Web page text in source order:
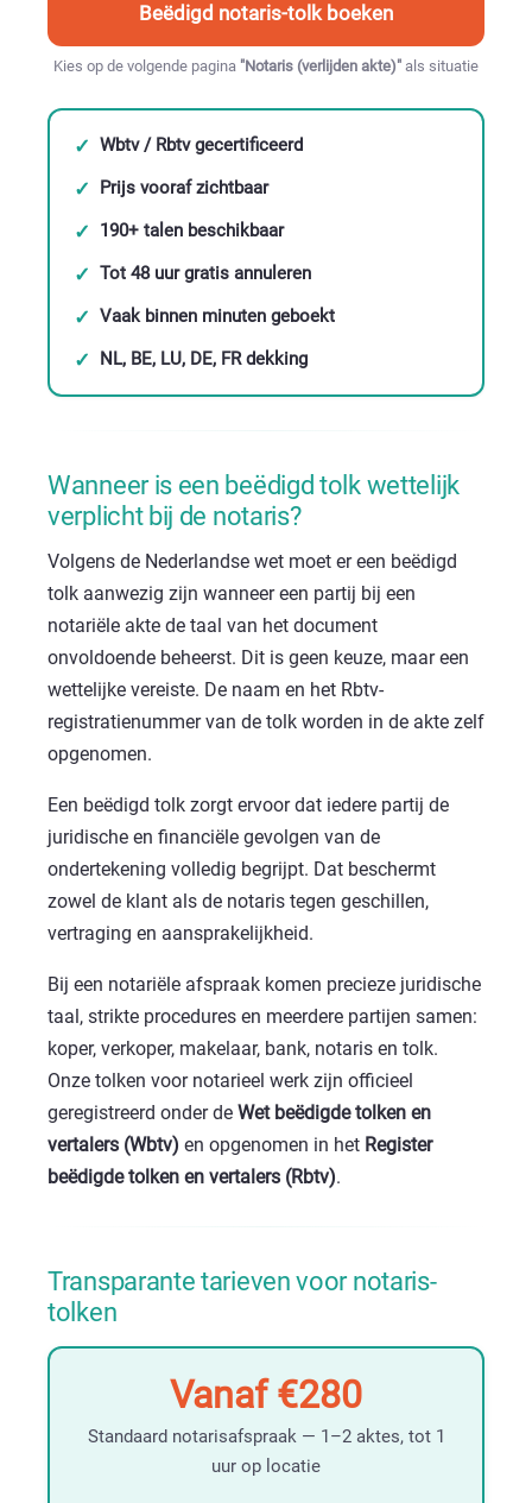
Beëdigd notaris-tolk boeken
Kies op de volgende pagina "Notaris (verlijden akte)" als situatie
Wbtv / Rbtv gecertificeerd
Prijs vooraf zichtbaar
190+ talen beschikbaar
Tot 48 uur gratis annuleren
Vaak binnen minuten geboekt
NL, BE, LU, DE, FR dekking
Wanneer is een beëdigd tolk wettelijk
verplicht bij de notaris?
Volgens de Nederlandse wet moet er een beëdigd
tolk aanwezig zijn wanneer een partij bij een
notariële akte de taal van het document
onvoldoende beheerst. Dit is geen keuze, maar een
wettelijke vereiste. De naam en het Rbtv-
registratienummer van de tolk worden in de akte zelf
opgenomen.
Een beëdigd tolk zorgt ervoor dat iedere partij de
juridische en financiële gevolgen van de
ondertekening volledig begrijpt. Dat beschermt
zowel de klant als de notaris tegen geschillen,
vertraging en aansprakelijkheid.
Bij een notariële afspraak komen precieze juridische
taal, strikte procedures en meerdere partijen samen:
koper, verkoper, makelaar, bank, notaris en tolk.
Onze tolken voor notarieel werk zijn officieel
geregistreerd onder de Wet beëdigde tolken en
vertalers (Wbtv) en opgenomen in het Register
beëdigde tolken en vertalers (Rbtv).
Transparante tarieven voor notaris-
tolken
Vanaf €280
Standaard notarisafspraak — 1–2 aktes, tot 1
uur op locatie